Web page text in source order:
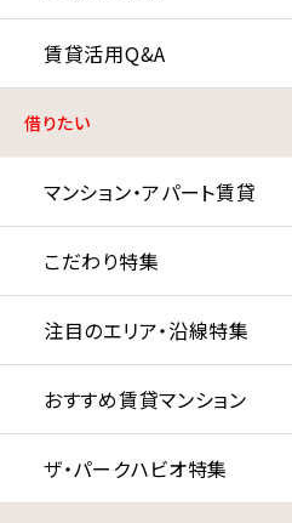
賃貸活用Q&A
借りたい
マンション・アパート賃貸
こだわり特集
注目のエリア・沿線特集
おすすめ賃貸マンション
ザ・パークハビオ特集